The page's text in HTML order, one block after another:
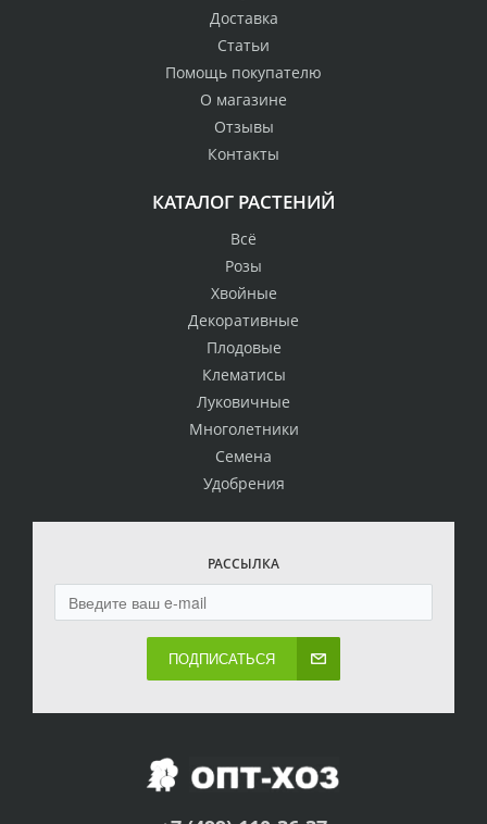
Доставка
Статьи
Помощь покупателю
О магазине
Отзывы
Контакты
КАТАЛОГ РАСТЕНИЙ
Всё
Розы
Хвойные
Декоративные
Плодовые
Клематисы
Луковичные
Многолетники
Семена
Удобрения
РАССЫЛКА
ПОДПИСАТЬСЯ